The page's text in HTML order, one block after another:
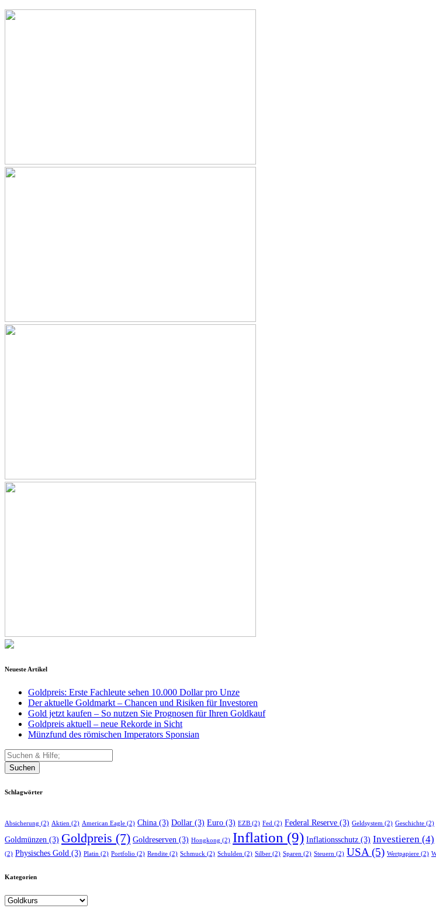
Neueste Artikel
Goldpreis: Erste Fachleute sehen 10.000 Dollar pro Unze
Der aktuelle Goldmarkt – Chancen und Risiken für Investoren
Gold jetzt kaufen – So nutzen Sie Prognosen für Ihren Goldkauf
Goldpreis aktuell – neue Rekorde in Sicht
Münzfund des römischen Imperators Sponsian
Suchen
Schlagwörter
Absicherung (2) Aktien (2) American Eagle (2) China (3) Dollar (3) Euro (3) EZB (2) Fed (2) Federal Reserve (3) Geldsystem (2) Geschichte (2)
Goldmünzen (3) Goldpreis (7) Goldreserven (3) Hongkong (2) Inflation (9) Inflationsschutz (3) Investieren (4)
(2) Physisches Gold (3) Platin (2) Portfolio (2) Rendite (2) Schmuck (2) Schulden (2) Silber (2) Sparen (2) Steuern (2) USA (5) Wertpapiere (2)
Kategorien
Kategorien